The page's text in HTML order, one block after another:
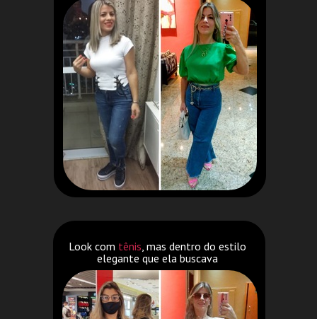
Look com tênis, mas dentro do estilo
elegante que ela buscava